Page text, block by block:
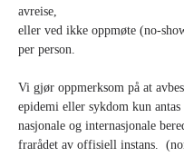
avreise,
eller ved ikke oppmøte (no-
per person.
Vi gjør oppmerksom på at
epidemi eller sykdom kun
nasjonale og internasjonale
frarådet av offisiell instans.